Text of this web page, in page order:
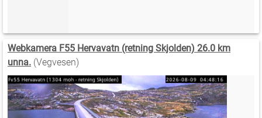
Webkamera F55 Hervavatn (retning Skjolden) 26.0 km
unna. (Vegvesen)